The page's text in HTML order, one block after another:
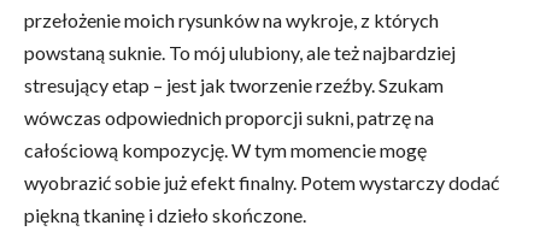
przełożenie moich rysunków na wykroje, z których
powstaną suknie. To mój ulubiony, ale też najbardziej
stresujący etap – jest jak tworzenie rzeźby. Szukam
wówczas odpowiednich proporcji sukni, patrzę na
całościową kompozycję. W tym momencie mogę
wyobrazić sobie już efekt finalny. Potem wystarczy dodać
piękną tkaninę i dzieło skończone.